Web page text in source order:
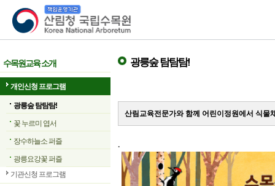
산림청 국립수목원
수목원교육 소개
개인신청 프로그램
광릉숲 탐탐탐!
꽃 누르미 엽서
장수하늘소 퍼즐
광릉요강꽃 퍼즐
기관신청 프로그램
광릉숲 탐탐탐!
산림교육전문가와 함께 어린이정원에서 식물
.